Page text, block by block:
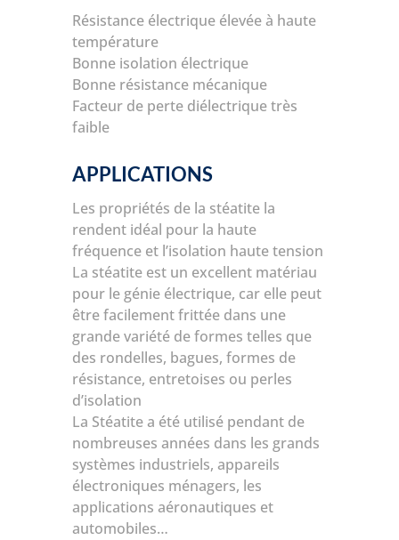
Résistance électrique élevée à haute
température
Bonne isolation électrique
Bonne résistance mécanique
Facteur de perte diélectrique très
faible
APPLICATIONS
Les propriétés de la stéatite la
rendent idéal pour la haute
fréquence et l’isolation haute tension
La stéatite est un excellent matériau
pour le génie électrique, car elle peut
être facilement frittée dans une
grande variété de formes telles que
des rondelles, bagues, formes de
résistance, entretoises ou perles
d’isolation
La Stéatite a été utilisé pendant de
nombreuses années dans les grands
systèmes industriels, appareils
électroniques ménagers, les
applications aéronautiques et
automobiles…